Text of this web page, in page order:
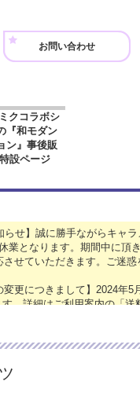
お問い合わせ
らせ】誠に勝手ながらキャ
業となります。期間中に頂
せていただきます。ご迷
変更につきまして】2024年
。詳細はご利用案内の「送
順次ご対応させていただき
バーン」各種グッズ予約受付